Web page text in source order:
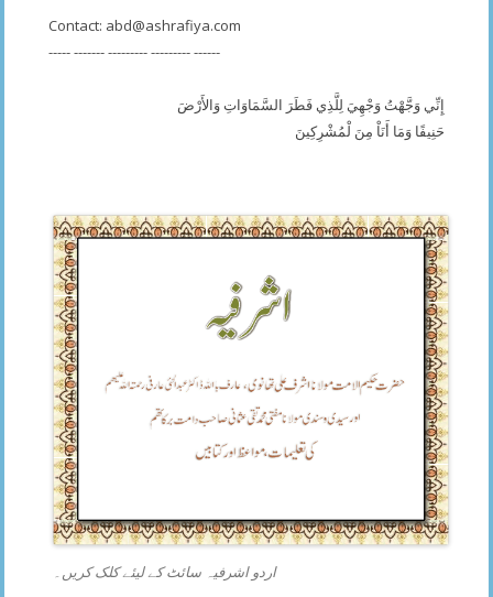
Contact: abd@ashrafiya.com
----- ------- --------- --------- ------
إِنِّي وَجَّهْتُ وَجْهِيَ لِلَّذِي فَطَرَ السَّمَاوَاتِ وَالأَرْضَ
حَنِيفًا وَمَا أَنَاْ مِنَ لْمُشْرِكِينَ
اردو اشرفیہ سائٹ کے لیئے کلک کریں۔